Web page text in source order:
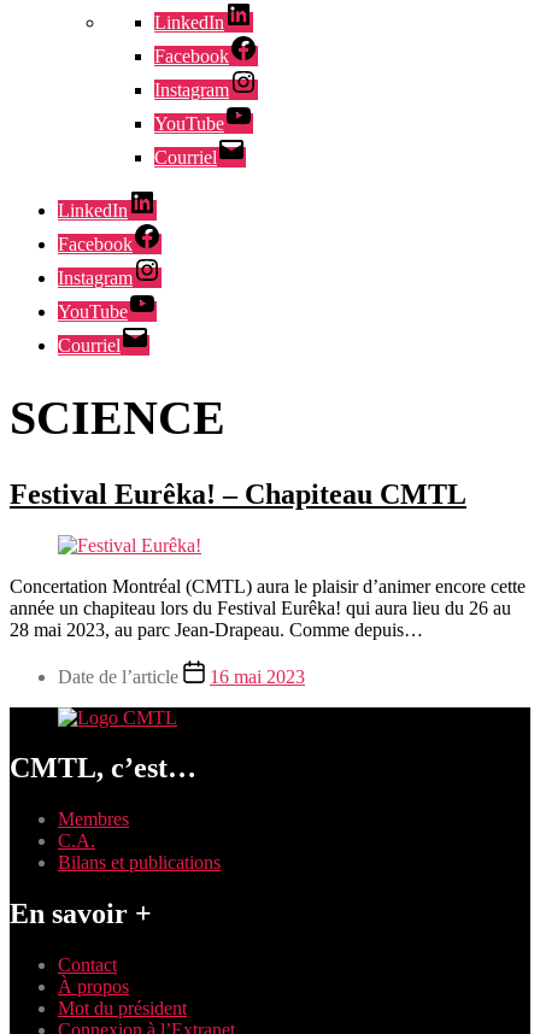
LinkedIn
Facebook
Instagram
YouTube
Courriel
LinkedIn
Facebook
Instagram
YouTube
Courriel
SCIENCE
Festival Eurêka! – Chapiteau CMTL
Concertation Montréal (CMTL) aura le plaisir d’animer encore cette
année un chapiteau lors du Festival Eurêka! qui aura lieu du 26 au
28 mai 2023, au parc Jean-Drapeau. Comme depuis…
Date de l’article 16 mai 2023
CMTL, c’est…
Membres
C.A.
Bilans et publications
En savoir +
Contact
À propos
Mot du président